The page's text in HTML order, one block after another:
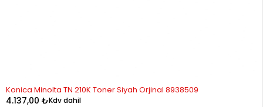
Konica Minolta TN 210K Toner Siyah Orjinal 8938509
4.137,00 ₺Kdv dahil